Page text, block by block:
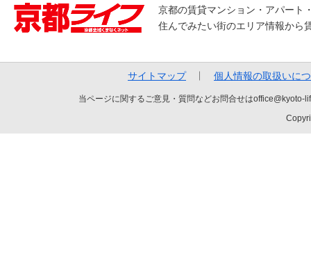
京都の賃貸マンション・アパート
住んでみたい街のエリア情報から
サイトマップ 個人情報の取扱いに
当ページに関するご意見・質問などお問合せは